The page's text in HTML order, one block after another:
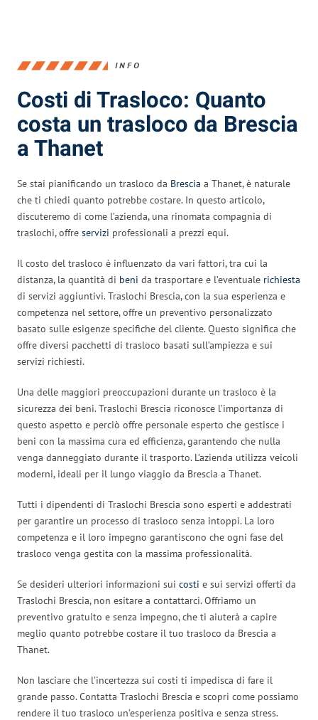
INFO
Costi di Trasloco: Quanto
costa un trasloco da Brescia
a Thanet
Se stai pianificando un trasloco da Brescia a Thanet, è naturale
che ti chiedi quanto potrebbe costare. In questo articolo,
discuteremo di come l’azienda, una rinomata compagnia di
traslochi, offre servizi professionali a prezzi equi.
Il costo del trasloco è influenzato da vari fattori, tra cui la
distanza, la quantità di beni da trasportare e l’eventuale richiesta
di servizi aggiuntivi. Traslochi Brescia, con la sua esperienza e
competenza nel settore, offre un preventivo personalizzato
basato sulle esigenze specifiche del cliente. Questo significa che
offre diversi pacchetti di trasloco basati sull’ampiezza e sui
servizi richiesti.
Una delle maggiori preoccupazioni durante un trasloco è la
sicurezza dei beni. Traslochi Brescia riconosce l’importanza di
questo aspetto e perciò offre personale esperto che gestisce i
beni con la massima cura ed efficienza, garantendo che nulla
venga danneggiato durante il trasporto. L’azienda utilizza veicoli
moderni, ideali per il lungo viaggio da Brescia a Thanet.
Tutti i dipendenti di Traslochi Brescia sono esperti e addestrati
per garantire un processo di trasloco senza intoppi. La loro
competenza e il loro impegno garantiscono che ogni fase del
trasloco venga gestita con la massima professionalità.
Se desideri ulteriori informazioni sui costi e sui servizi offerti da
Traslochi Brescia, non esitare a contattarci. Offriamo un
preventivo gratuito e senza impegno, che ti aiuterà a capire
meglio quanto potrebbe costare il tuo trasloco da Brescia a
Thanet.
Non lasciare che l’incertezza sui costi ti impedisca di fare il
grande passo. Contatta Traslochi Brescia e scopri come possiamo
rendere il tuo trasloco un’esperienza positiva e senza stress.